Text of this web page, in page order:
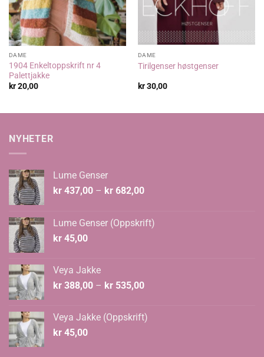
DAME
1904 Enkeltoppskrift nr 4
Palettjakke
kr20,00
DAME
Tirilgenser høstgenser
kr30,00
NYHETER
Lume Genser
kr 437,00 – kr 682,00Prisområde:
kr 682,00
Lume Genser (Oppskrift)
kr 45,00
Veya Jakke
kr 388,00 – kr 535,00Prisområde:
kr 535,00
Veya Jakke (Oppskrift)
kr 45,00